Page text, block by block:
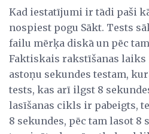
Kad iestatījumi ir tādi paši
nospiest pogu Sākt. Tests
failu mērķa diskā un pēc
Faktiskais rakstīšanas
astoņu sekundes testam,
tests, kas arī ilgst 8
lasīšanas cikls ir pabeigts,
8 sekundes, pēc tam lasot 8